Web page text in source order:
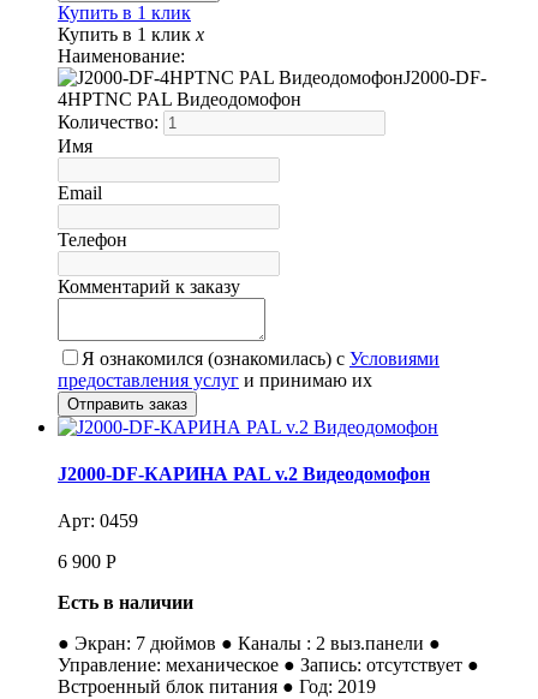
Купить в 1 клик
Купить в 1 клик x
Наименование:
J2000-DF-
4HPTNC PAL Видеодомофон
Количество:
Имя
Email
Телефон
Комментарий к заказу
Я ознакомился (ознакомилась) с Условиями
предоставления услуг и принимаю их
J2000-DF-КАРИНА PAL v.2 Видеодомофон
Арт: 0459
6 900 Р
Есть в наличии
● Экран: 7 дюймов ● Каналы : 2 выз.панели ●
Управление: механическое ● Запись: отсутствует ●
Встроенный блок питания ● Год: 2019